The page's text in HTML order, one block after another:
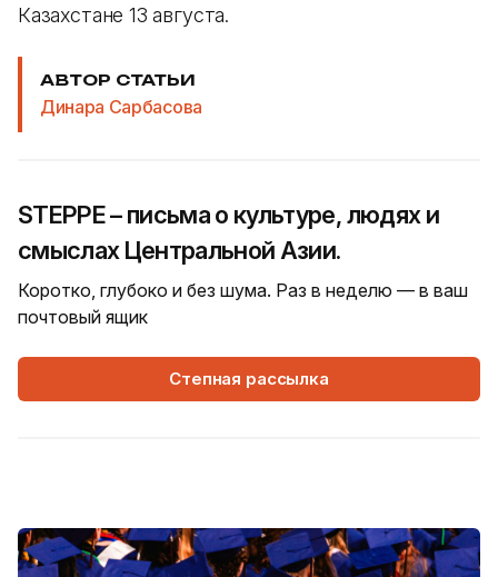
Казахстане 13 августа.
АВТОР СТАТЬИ
Динара Сарбасова
STEPPE – письма о культуре, людях и
смыслах Центральной Азии.
Коротко, глубоко и без шума. Раз в неделю — в ваш
почтовый ящик
Степная рассылка